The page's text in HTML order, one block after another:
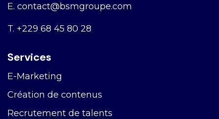
E. contact@bsmgroupe.com
T. +229 68 45 80 28
Services
E-Marketing
Création de contenus
Recrutement de talents